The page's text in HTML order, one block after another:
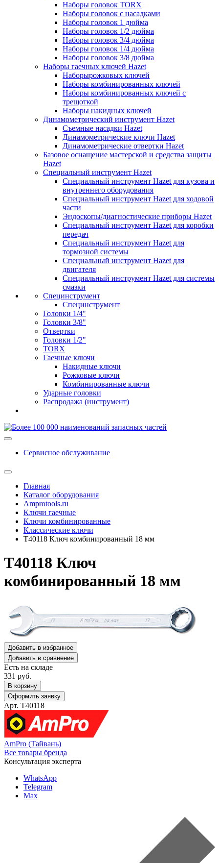
Наборы головок TORX
Наборы головок с насадками
Наборы головок 1 дюйма
Наборы головок 1/2 дюйма
Наборы головок 3/4 дюйма
Наборы головок 1/4 дюйма
Наборы головок 3/8 дюйма
Наборы гаечных ключей Hazet
Наборырожковых ключей
Наборы комбинированных ключей
Наборы комбинированных ключей с
трещоткой
Наборы накидных ключей
Динамометрический инструмент Hazet
Съемные насадки Hazet
Динамометрические ключи Hazet
Динамометрические отвертки Hazet
Базовое оснащение мастерской и средства защиты
Hazet
Специальный инструмент Hazet
Специальный инструмент Hazet для кузова и
внутреннего оборудования
Специальный инструмент Hazet для ходовой
части
Эндоскопы/диагностические приборы Hazet
Специальный инструмент Hazet для коробки
передач
Специальный инструмент Hazet для
тормозной системы
Специальный инструмент Hazet для
двигателя
Специальный инструмент Hazet для системы
смазки
Специнструмент
Специнструмент
Головки 1/4"
Головки 3/8"
Отвертки
Головки 1/2"
TORX
Гаечные ключи
Накидные ключи
Рожковые ключи
Комбинированные ключи
Ударные головки
Распродажа (инструмент)
Сервисное обслуживание
Главная
Каталог оборудования
Amprotools.ru
Ключи гаечные
Ключи комбинированные
Классические ключи
T40118 Ключ комбинированный 18 мм
T40118 Ключ
комбинированный 18 мм
Добавить в избранное
Добавить в сравнение
Есть на складе
331 руб.
В корзину
Оформить заявку
Арт. T40118
AmPro (Тайвань)
Все товары бренда
Консультация эксперта
WhatsApp
Telegram
Max